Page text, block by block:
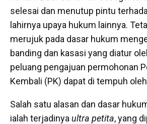
selesai dan menutup pintu
lahirnya upaya hukum lainnya.
merujuk pada dasar hukum
banding dan kasasi yang diatur
peluang pengajuan permohonan
Kembali (PK) dapat di tempuh
Salah satu alasan dan dasar
ialah terjadinya ultra petita, yang